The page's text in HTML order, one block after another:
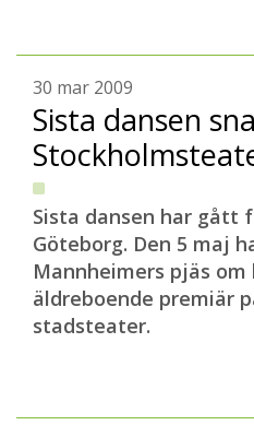
30 mar 2009
Sista dansen
Sista dansen har gått
Göteborg. Den 5 maj
Mannheimers pjäs
äldreboende premiär
stadsteater.